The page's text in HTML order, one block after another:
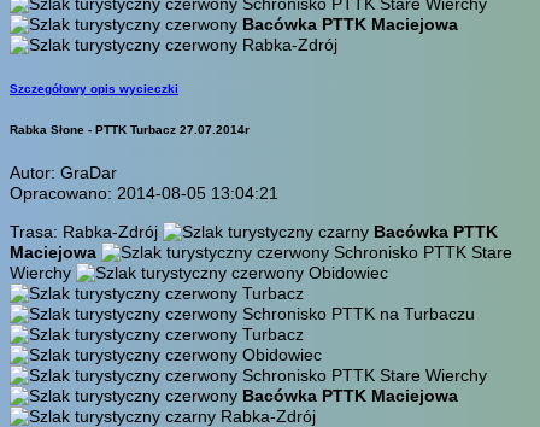
Bacówka PTTK Maciejowa
Rabka-Zdrój
Szczegółowy opis wycieczki
Rabka Słone - PTTK Turbacz 27.07.2014r
Autor: GraDar
Opracowano: 2014-08-05 13:04:21
Trasa: Rabka-Zdrój
Bacówka PTTK
Maciejowa
Schronisko PTTK Stare
Wierchy
Obidowiec
Turbacz
Schronisko PTTK na Turbaczu
Turbacz
Obidowiec
Schronisko PTTK Stare Wierchy
Bacówka PTTK Maciejowa
Rabka-Zdrój